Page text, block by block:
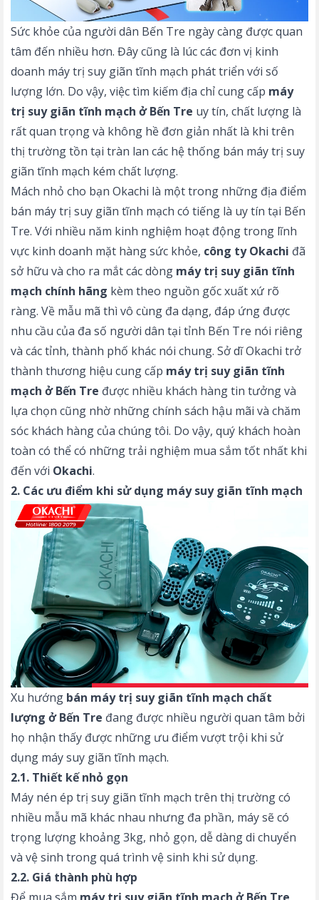
Sức khỏe của người dân Bến Tre ngày càng được quan
tâm đến nhiều hơn. Đây cũng là lúc các đơn vị kinh
doanh máy trị suy giãn tĩnh mạch phát triển với số
lượng lớn. Do vậy, việc tìm kiếm địa chỉ cung cấp máy
trị suy giãn tĩnh mạch ở Bến Tre uy tín, chất lượng là
rất quan trọng và không hề đơn giản nhất là khi trên
thị trường tồn tại tràn lan các hệ thống bán máy trị suy
giãn tĩnh mạch kém chất lượng.
Mách nhỏ cho bạn Okachi là một trong những địa điểm
bán máy trị suy giãn tĩnh mạch có tiếng là uy tín tại Bến
Tre. Với nhiều năm kinh nghiệm hoạt động trong lĩnh
vực kinh doanh mặt hàng sức khỏe, công ty Okachi đã
sở hữu và cho ra mắt các dòng máy trị suy giãn tĩnh
mạch chính hãng kèm theo nguồn gốc xuất xứ rõ
ràng. Về mẫu mã thì vô cùng đa dạng, đáp ứng được
nhu cầu của đa số người dân tại tỉnh Bến Tre nói riêng
và các tỉnh, thành phố khác nói chung. Sở dĩ Okachi trở
thành thương hiệu cung cấp máy trị suy giãn tĩnh
mạch ở Bến Tre được nhiều khách hàng tin tưởng và
lựa chọn cũng nhờ những chính sách hậu mãi và chăm
sóc khách hàng của chúng tôi. Do vậy, quý khách hoàn
toàn có thể có những trải nghiệm mua sắm tốt nhất khi
đến với Okachi.
2. Các ưu điểm khi sử dụng máy suy giãn tĩnh mạch
Xu hướng bán máy trị suy giãn tĩnh mạch chất
lượng ở Bến Tre đang được nhiều người quan tâm bởi
họ nhận thấy được những ưu điểm vượt trội khi sử
dụng máy suy giãn tĩnh mạch.
2.1. Thiết kế nhỏ gọn
Máy nén ép trị suy giãn tĩnh mạch trên thị trường có
nhiều mẫu mã khác nhau nhưng đa phần, máy sẽ có
trọng lượng khoảng 3kg, nhỏ gọn, dễ dàng di chuyển
và vệ sinh trong quá trình vệ sinh khi sử dụng.
2.2. Giá thành phù hợp
Để mua sắm máy trị suy giãn tĩnh mạch ở Bến Tre